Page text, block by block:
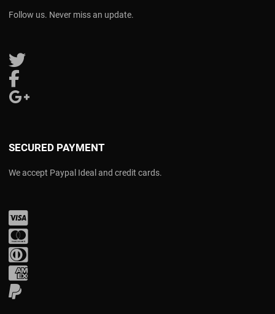
Follow us. Never miss an update.
Follow us on Twitter
SECURED PAYMENT
We accept Paypal Ideal and credit cards.
PayPal